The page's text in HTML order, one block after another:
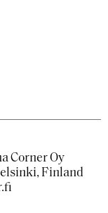
Corner Oy
Finland